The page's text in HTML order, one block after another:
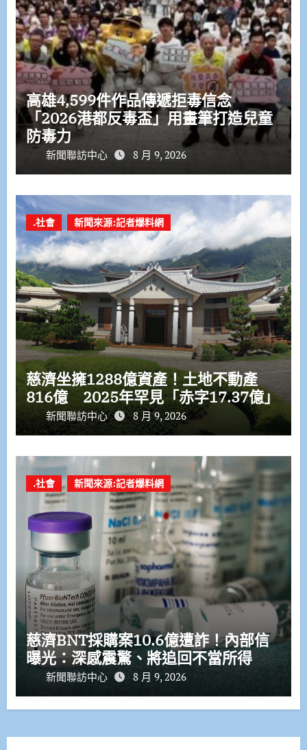
高雄4,599件作品傳遞拒毒信念
「2026港都反毒盃」用畫筆打造兒童
防毒力
新聞聯訪中心 8 月 9, 2026
.社會 新聞來源:記者爆料網
慈濟坐擁1288億資產！土地不動產
816億 2025年罕見「赤字17.37億」
新聞聯訪中心 8 月 9, 2026
.社會 新聞來源:記者爆料網
慈濟BNT採購案10.6億遭詐！內部信
曝光：深感震驚、將追回不當所得
新聞聯訪中心 8 月 9, 2026